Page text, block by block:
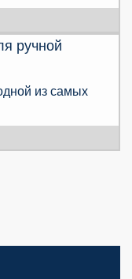
ручной
из самых